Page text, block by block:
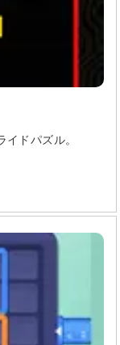
ドパズル。